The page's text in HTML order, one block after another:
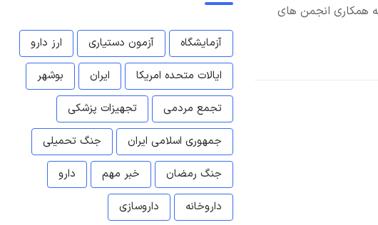
همکاری انجمن های
آزمایشگاه آزمون دستیاری
ارز دارو
ایالات متحده امریکا
ایران
بوشهر
تجمع مردمی
تجهیزات پزشکی
جمهوری اسلامی ایران
جنگ تحمیلی
جنگ رمضان
خبر مهم
دارو
داروخانه
داروسازی